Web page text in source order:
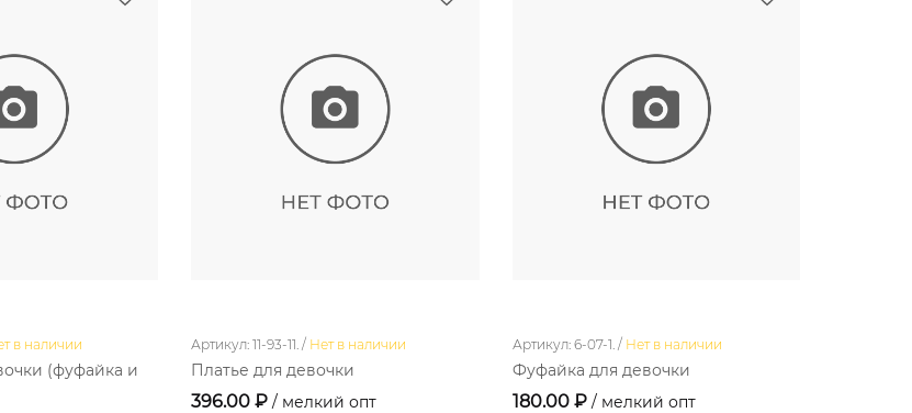
в наличии
(фуфайка и
Артикул: 11-93-11. / Нет в наличии
Платье для девочки
396.00 ₽ / мелкий опт
Артикул: 6-07-1. / Нет в наличии
Фуфайка для девочки
180.00 ₽ / мелкий опт